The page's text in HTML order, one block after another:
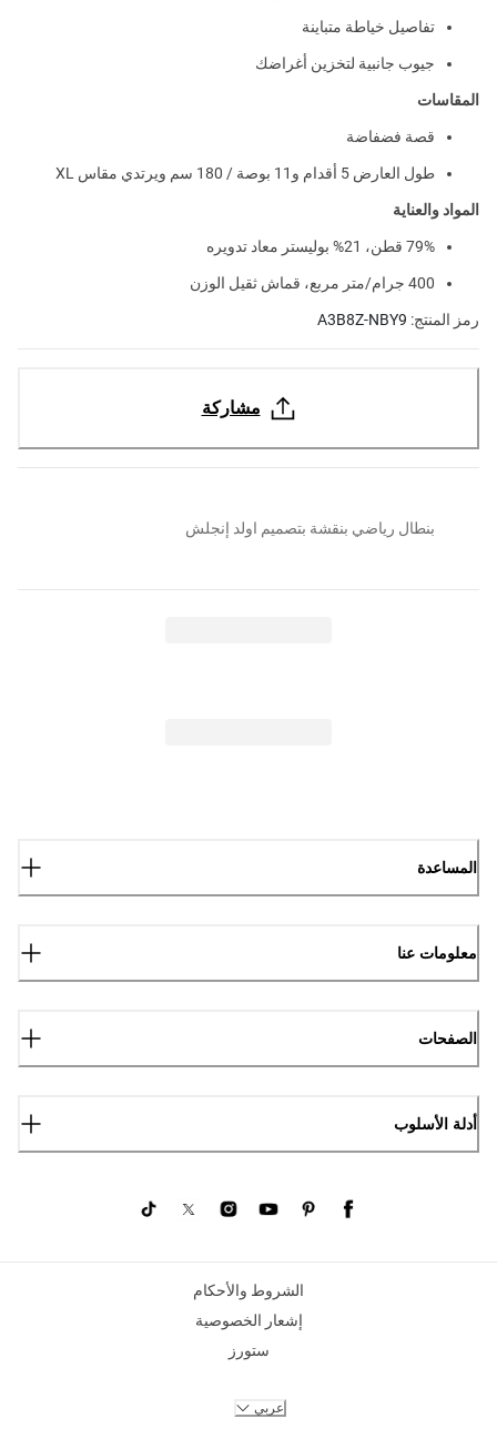
تفاصيل خياطة متباينة
جيوب جانبية لتخزين أغراضك
المقاسات
قصة فضفاضة
طول العارض 5 أقدام و11 بوصة / 180 سم ويرتدي مقاس XL
المواد والعناية
79% قطن، 21% بوليستر معاد تدويره
400 جرام/متر مربع، قماش ثقيل الوزن
رمز المنتج: A3B8Z-NBY9
مشاركة
بنطال رياضي بنقشة بتصميم اولد إنجلش
المساعدة
معلومات عنا
الصفحات
أدلة الأسلوب
الشروط والأحكام
إشعار الخصوصية
ستورز
عربي